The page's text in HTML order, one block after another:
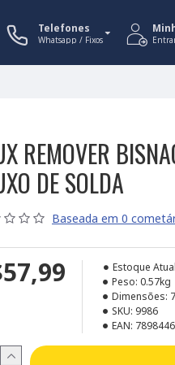
Telefones
Whatsapp / Fixos
REMOVER
DE SOLDA
Baseada em 0
Estoque
Peso: 0.57kg
Dimensões:
SKU: 9986
EAN: